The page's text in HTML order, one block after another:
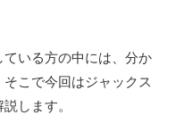
いる方の中には、分か
こで今回はジャックス
します。